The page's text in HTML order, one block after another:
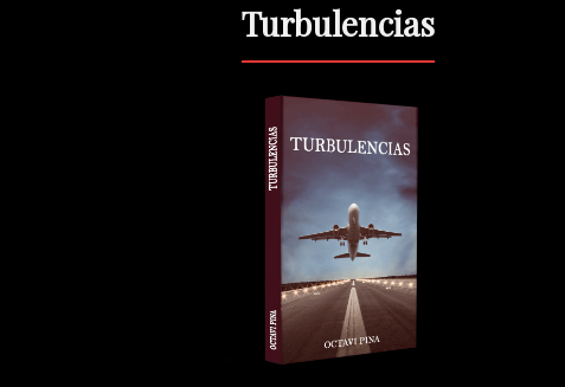
Turbulencias